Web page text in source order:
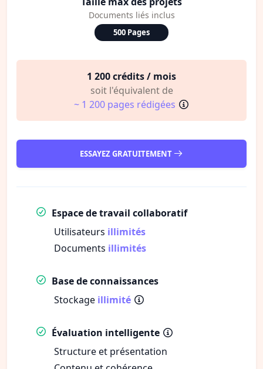
Documents liés inclus
500 Pages
1 200 crédits / mois
soit l'équivalent de
~ 1 200 pages rédigées
ESSAYEZ GRATUITEMENT
Espace de travail collaboratif
Utilisateurs illimités
Documents illimités
Base de connaissances
Stockage illimité
Évaluation intelligente
Structure et présentation